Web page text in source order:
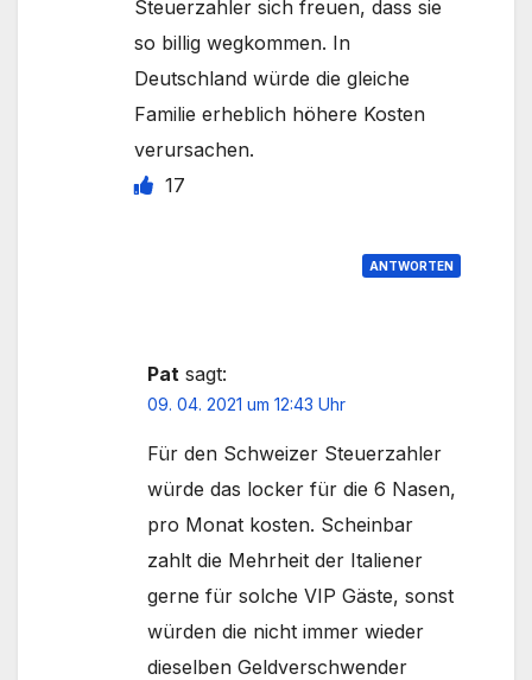
Steuerzahler sich freuen, dass sie
so billig wegkommen. In
Deutschland würde die gleiche
Familie erheblich höhere Kosten
verursachen.
17
ANTWORTEN
Pat sagt:
09. 04. 2021 um 12:43 Uhr
Für den Schweizer Steuerzahler
würde das locker für die 6 Nasen,
pro Monat kosten. Scheinbar
zahlt die Mehrheit der Italiener
gerne für solche VIP Gäste, sonst
würden die nicht immer wieder
dieselben Geldverschwender